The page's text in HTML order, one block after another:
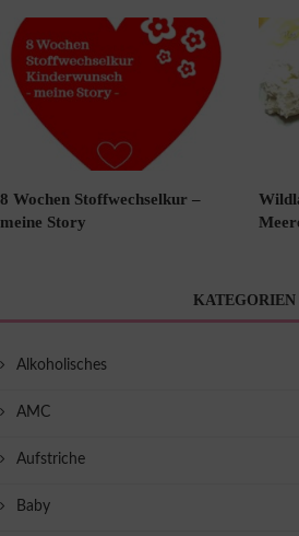
8 Wochen Stoffwechselkur –
meine Story
KATEGORIEN
Alkoholisches
AMC
Aufstriche
Baby